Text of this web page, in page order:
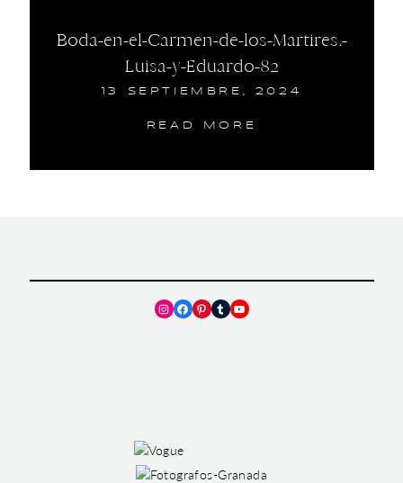
Boda-en-el-Carmen-de-los-Martires.-
Luisa-y-Eduardo-82
13 SEPTIEMBRE, 2024
READ MORE
Instagram
Facebook
Pinterest
TumblrYouTube